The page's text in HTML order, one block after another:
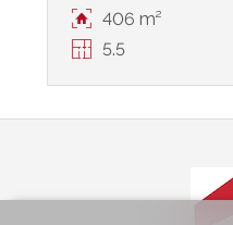
406 m²
5.5